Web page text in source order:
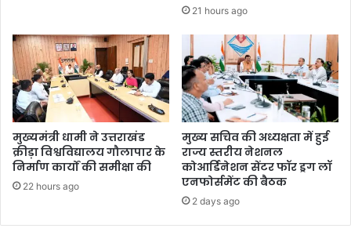
21 hours ago
मुख्यमंत्री धामी ने उत्तराखंड
क्रीड़ा विश्वविद्यालय गौलापार के
निर्माण कार्यों की समीक्षा की
22 hours ago
मुख्य सचिव की अध्यक्षता में हुई
राज्य स्तरीय नेशनल
कोआर्डिनेशन सेंटर फॉर ड्रग लॉ
एनफोर्समेंट की बैठक
2 days ago